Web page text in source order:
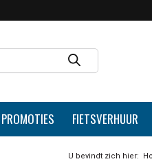
PROMOTIES FIETSVERHUUR
U bevindt zich hier: